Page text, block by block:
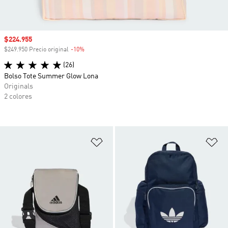
Añadir a la lista de deseos
Precio de venta
$224.955
$249.950 Precio original -10%
(26)
Bolso Tote Summer Glow Lona
Originals
2 colores